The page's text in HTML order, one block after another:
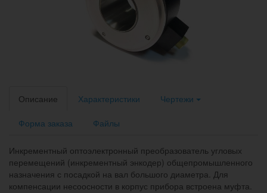
Описание Характеристики Чертежи
Форма заказа Файлы
Инкрементный оптоэлектронный преобразователь угловых
перемещений (инкрементный энкодер) общепромышленного
назначения с посадкой на вал большого диаметра. Для
компенсации несоосности в корпус прибора встроена муфта.